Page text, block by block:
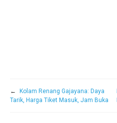
←
Kolam Renang Gajayana: Daya
Tarik, Harga Tiket Masuk, Jam Buka